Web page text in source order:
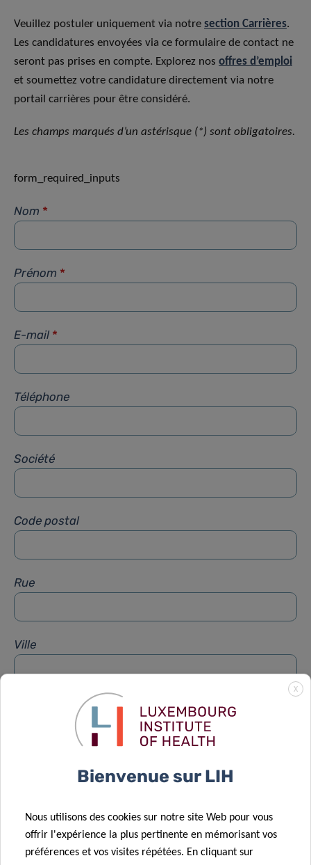
Veuillez postuler uniquement via notre section Carrières.
Les candidatures envoyées via ce formulaire de contact ne
seront pas prises en compte. Explorez nos offres d’emploi
et soumettez votre candidature directement via notre
portail carrières pour être considéré.
Les champs marqués d’un astérisque (*) sont obligatoires.
form_required_inputs
Nom *
Prénom *
E-mail *
Téléphone
Société
Code postal
Rue
Ville
X
Bienvenue sur LIH
Nous utilisons des cookies sur notre site Web pour vous
offrir l'expérience la plus pertinente en mémorisant vos
préférences et vos visites répétées. En cliquant sur